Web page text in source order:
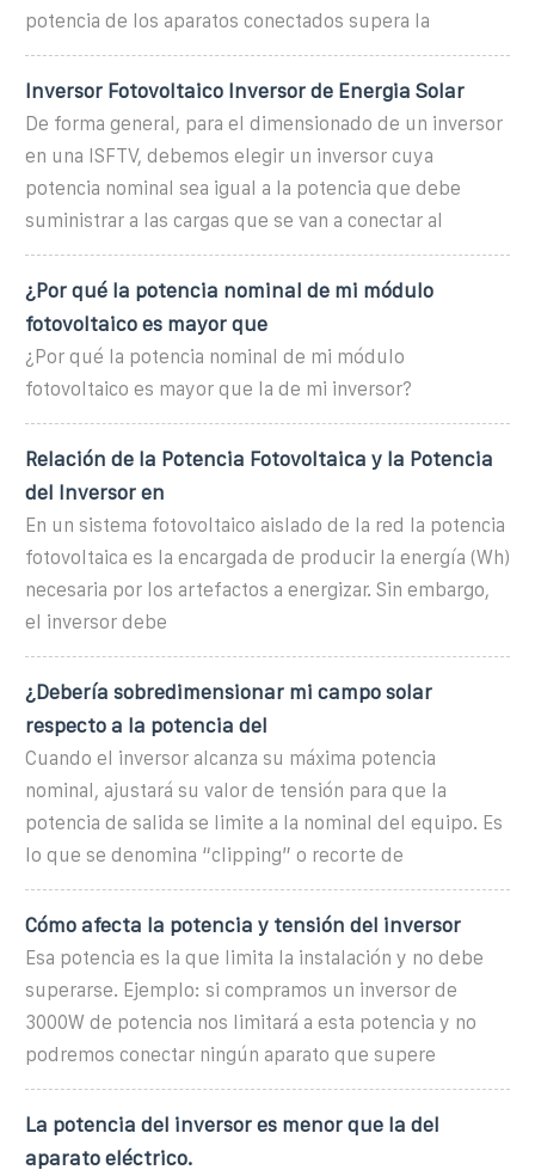
potencia de los aparatos conectados supera la
Inversor Fotovoltaico Inversor de Energia Solar
De forma general, para el dimensionado de un inversor
en una ISFTV, debemos elegir un inversor cuya
potencia nominal sea igual a la potencia que debe
suministrar a las cargas que se van a conectar al
¿Por qué la potencia nominal de mi módulo
fotovoltaico es mayor que
¿Por qué la potencia nominal de mi módulo
fotovoltaico es mayor que la de mi inversor?
Relación de la Potencia Fotovoltaica y la Potencia
del Inversor en
En un sistema fotovoltaico aislado de la red la potencia
fotovoltaica es la encargada de producir la energía (Wh)
necesaria por los artefactos a energizar. Sin embargo,
el inversor debe
¿Debería sobredimensionar mi campo solar
respecto a la potencia del
Cuando el inversor alcanza su máxima potencia
nominal, ajustará su valor de tensión para que la
potencia de salida se limite a la nominal del equipo. Es
lo que se denomina “clipping” o recorte de
Cómo afecta la potencia y tensión del inversor
Esa potencia es la que limita la instalación y no debe
superarse. Ejemplo: si compramos un inversor de
3000W de potencia nos limitará a esta potencia y no
podremos conectar ningún aparato que supere
La potencia del inversor es menor que la del
aparato eléctrico.